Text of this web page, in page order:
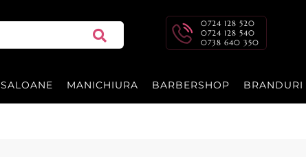
0724 128 520
0724 128 540
0738 640 350
SALOANE MANICHIURA BARBERSHOP BRANDURI